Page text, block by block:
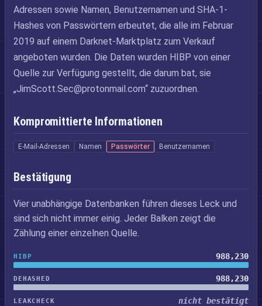
Adressen sowie Namen, Benutzernamen und SHA-1-
Hashes von Passwörtern erbeutet, die alle im Februar
2019 auf einem Darknet-Marktplatz zum Verkauf
angeboten wurden. Die Daten wurden HIBP von einer
Quelle zur Verfügung gestellt, die darum bat, sie
„JimScott.Sec@protonmail.com“ zuzuordnen.
Kompromittierte Informationen
E-Mail-Adressen Namen Passwörter Benutzernamen
Bestätigung
Vier unabhängige Datenbanken führen dieses Leck und
sind sich nicht immer einig. Jeder Balken zeigt die
Zählung einer einzelnen Quelle.
HIBP 988,230
DEHASHED 988,230
LEAKCHECK nicht bestätigt